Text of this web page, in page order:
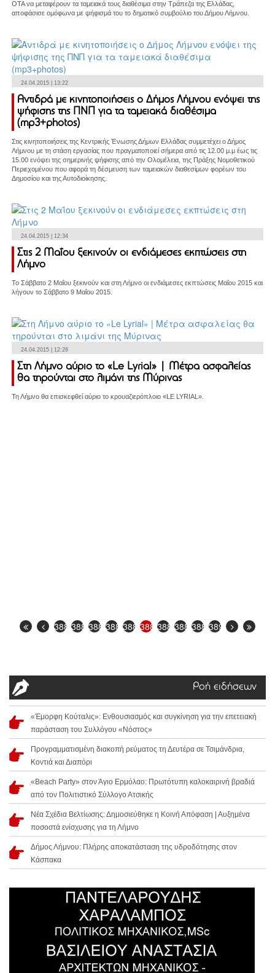
ΟΤΑ να μεταφέρουν τα ταμειακά τους διαθέσιμα στην Τράπεζα της Ελλάδας,
αποφάσισε ομόφωνα με ψήφισμά του το δημοτικό συμβούλιο του Δήμου Λήμνου.
24.04.2015 | 13:22
Αντιδρά με κινητοποιήσεις ο Δήμος Λήμνου ενόψει της
ψήφισης της ΠΝΠ για τα ταμειακά διαθέσιμα
(mp3+photos)
Στις κινητοποιήσεις της Κεντρικής Ένωσης Δήμων Ελλάδας συμμετέχει ο Δήμος
Λήμνου με τη στάση εργασίας που πραγματοποιεί σήμερα από τις 12.00 μ.μ έως τις
15.00 ενόψει της σημερινής ψήφισης από την Ολομέλεια, της Πράξης Νομοθετικού
Περιεχομένου που αφορά τη δέσμευση των ταμειακών διαθεσίμων φορέων του
Δημοσίου και της Αυτοδιοίκησης.
24.04.2015 | 12:34
Στις 2 Μαΐου ξεκινούν οι ενδιάμεσες εκπτώσεις στη
Λήμνο
Το Σάββατο 2 Μαΐου ξεκινούν και στη Λήμνο οι ενδιάμεσες εκπτώσεις Μαΐου 2015 και
λήγουν τo Σάββατο 9 Μαΐου 2015.
24.04.2015 | 12:28
Στη Λήμνο αύριο το «Le Lyrial» | Μέτρα ασφαλείας
θα τηρούνται στο λιμάνι της Μύρινας
Τη Λήμνο θα επισκεφθεί αύριο το κρουαζιερόπλοιο «LE LYRIAL».
3881388238833884388538863887388838893890
Ροή ειδήσεων
«Έμορφη Κούταλις»: Ενθουσιασμός και συγκίνηση για την επετειακή
παράσταση του Συλλόγου «Νόστος»
Προγραμματισμένη διακοπή ρεύματος τη Δευτέρα σε Τσιμάνδρια,
Κοντιά και Διαπόρι
«Beach Party» στον Άγιο Ερμόλαο: Πρωτότυπη καλοκαιρινή βραδιά
από τον Πολιτιστικό Σύλλογο Ατσικής
Νέα Σχέδια Βελτίωσης: Δημοσιεύθηκε η Κοινή Απόφαση | Αυξημένα
ποσοστά ενίσχυσης για τη Λήμνο
Δήμος Λήμνου: Πλήρης αποκατάσταση της υδροδότησης στον
Κάσπακα